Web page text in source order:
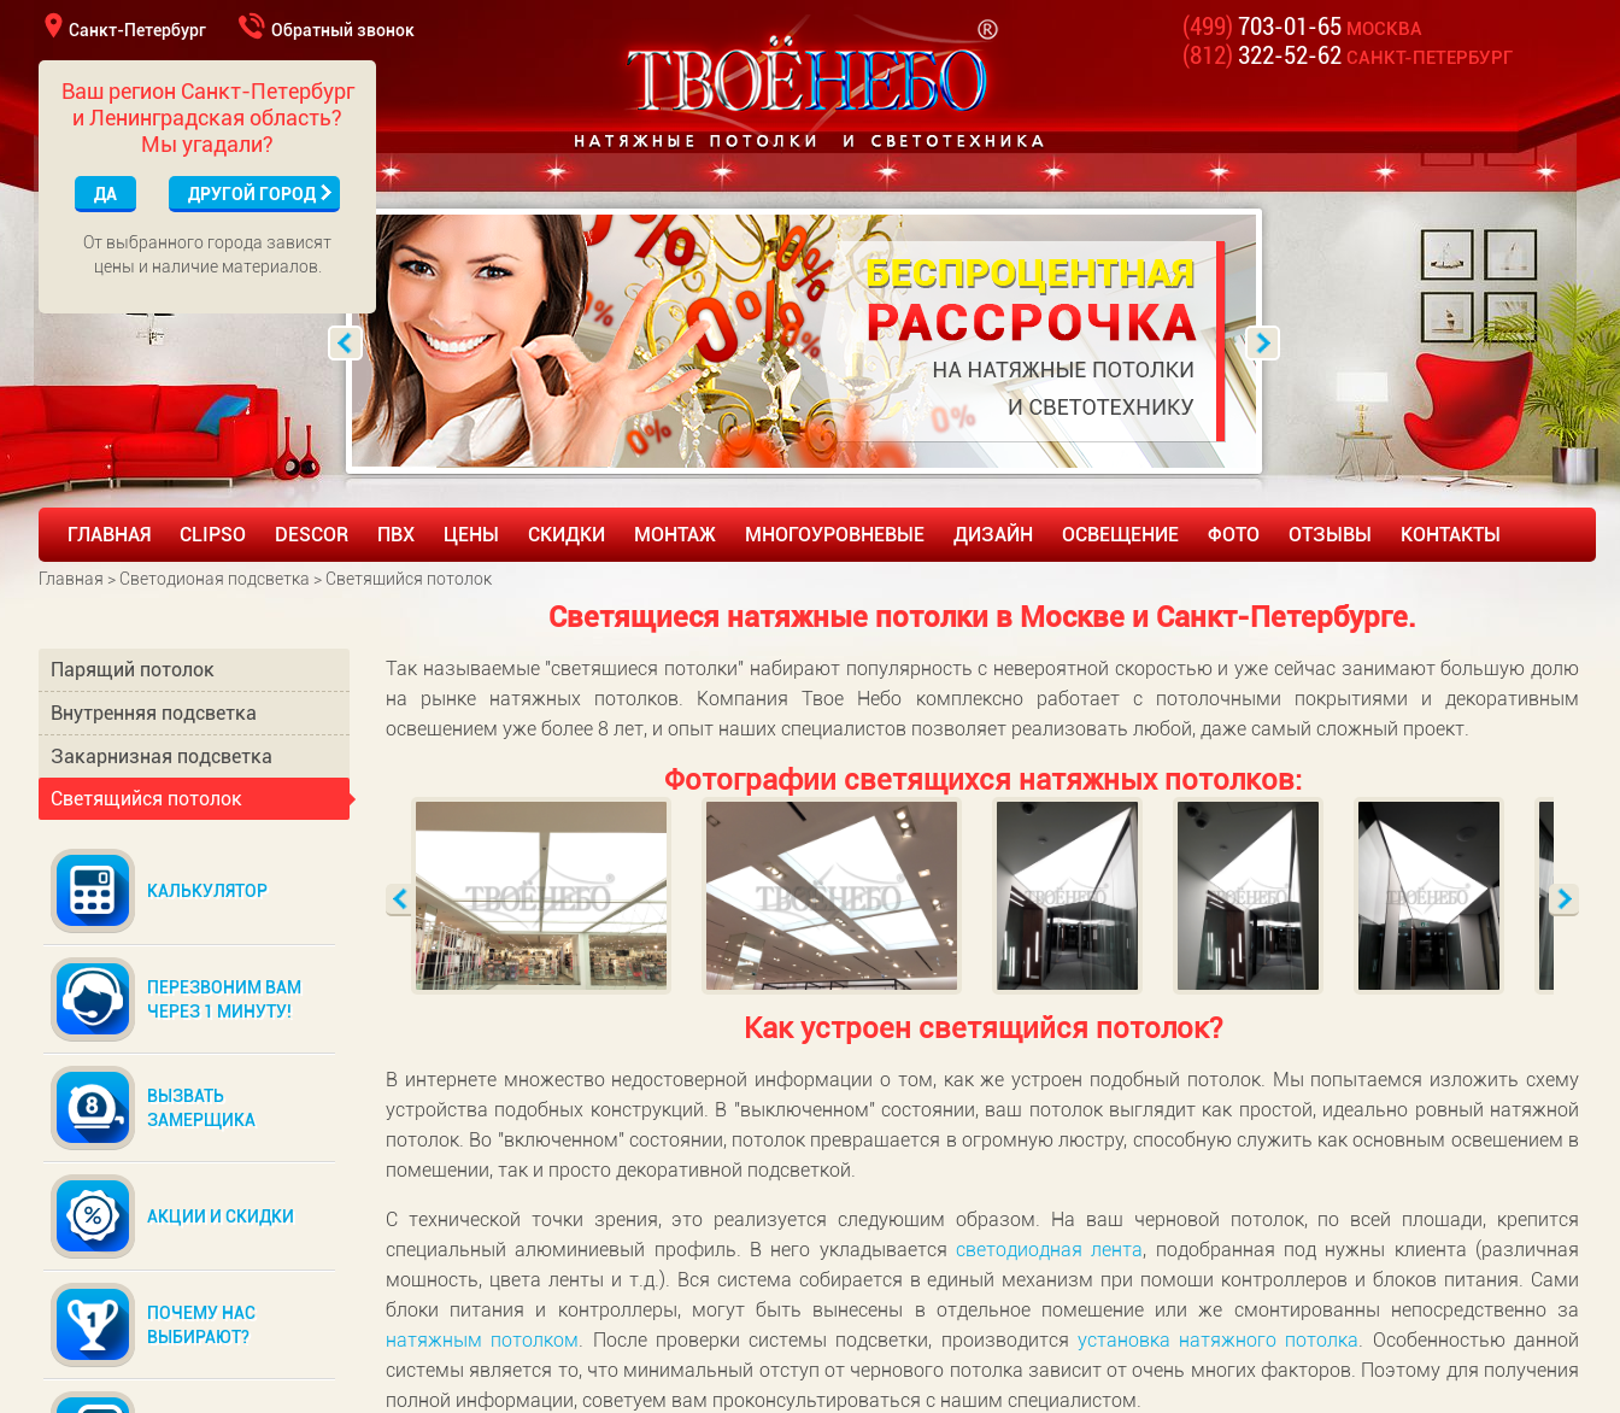
Санкт-Петербург Обратный звонок (499) 703-01-65 МОСКВА
(812) 322-52-62 САНКТ-ПЕТЕРБУРГ
ГЛАВНАЯ CLIPSO DESCOR ПВХ ЦЕНЫ СКИДКИ МОНТАЖ МНОГОУРОВНЕВЫЕ ДИЗАЙН ОСВЕЩЕНИЕ ФОТО ОТЗЫВЫ КОНТАКТЫ
Главная > Светодионая подсветка > Светящийся потолок
Парящий потолок
Внутренняя подсветка
Закарнизная подсветка
Светящийся потолок
КАЛЬКУЛЯТОР
ПЕРЕЗВОНИМ ВАМ
ЧЕРЕЗ 1 МИНУТУ!
ВЫЗВАТЬ
ЗАМЕРЩИКА
АКЦИИ И СКИДКИ
ПОЧЕМУ НАС
ВЫБИРАЮТ?
Светящиеся натяжные потолки в Москве и Санкт-Петербурге.
Так называемые "светящиеся потолки" набирают популярность с невероятной скоростью и уже сейчас занимают большую долю
на рынке натяжных потолков. Компания Твое Небо комплексно работает с потолочными покрытиями и декоративным
освещением уже более 8 лет, и опыт наших специалистов позволяет реализовать любой, даже самый сложный проект.
Фотографии светящихся натяжных потолков:
Как устроен светящийся потолок?
В интернете множество недостоверной информации о том, как же устроен подобный потолок. Мы попытаемся изложить схему
устройства подобных конструкций. В "выключенном" состоянии, ваш потолок выглядит как простой, идеально ровный натяжной
потолок. Во "включенном" состоянии, потолок превращается в огромную люстру, способную служить как основным освещением в
помещении, так и просто декоративной подсветкой.
С технической точки зрения, это реализуется следующим образом. На ваш черновой потолок, по всей площади, крепится
специальный алюминиевый профиль. В него укладывается светодиодная лента, подобранная под нужны клиента (различная
мощность, цвета ленты и т.д.). Вся система собирается в единый механизм при помощи контроллеров и блоков питания. Сами
блоки питания и контроллеры, могут быть вынесены в отдельное помещение или же смонтированны непосредственно за
натяжным потолком. После проверки системы подсветки, производится установка натяжного потолка. Особенностью данной
системы является то, что минимальный отступ от чернового потолка зависит от очень многих факторов. Поэтому для получения
полной информации, советуем вам проконсультироваться с нашим специалистом.
Ваш регион Санкт-Петербург
и Ленинградская область?
Мы угадали?
ДА ДРУГОЙ ГОРОД
От выбранного города зависят
цены и наличие материалов.